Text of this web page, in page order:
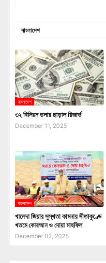
বাংলাদেশ
বাংলাদেশ
৩২ বিলিয়ন ডলার ছাড়াল রিজার্ভ
December 11, 2025
বাংলাদেশ
খালেদা জিয়ার সুস্থতা কামনায় সীতাকুণ্ডে
খতমে কোরআন ও দোয়া মাহফিল
December 02, 2025